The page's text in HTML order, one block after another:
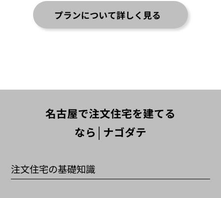
プランについて詳しく見る
名古屋で注文住宅を建てる
なら│ナゴダテ
注文住宅の基礎知識